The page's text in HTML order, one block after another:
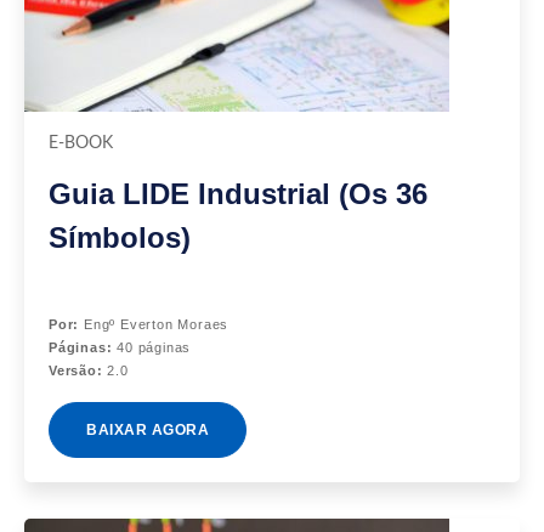
E-BOOK
Guia LIDE Industrial (Os 36
Símbolos)
Por: Engº Everton Moraes
Páginas: 40 páginas
Versão: 2.0
BAIXAR AGORA